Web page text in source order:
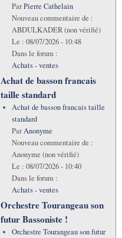
ParPierre Cathelain
Nouveau commentaire de :
ABDULKADER (non vérifié)
Le : 08/07/2026 - 10:48
Dans le forum :
Achats - ventes
Achat de basson francais
taille standard
Achat de basson francais taille
standard
ParAnonyme
Nouveau commentaire de :
Anonyme (non vérifié)
Le : 08/07/2026 - 10:40
Dans le forum :
Achats - ventes
Orchestre Tourangeau son
futur Bassoniste !
Orchestre Tourangeau son futur